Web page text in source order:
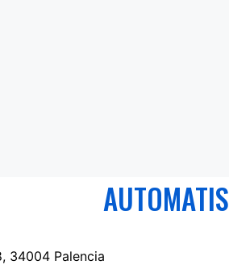
34004 Palencia